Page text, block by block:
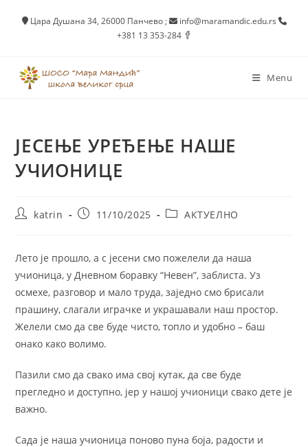
Цара Душана 34, 26000 Панчево;
info@maramandic.edu.rs
+381 13 353-284
Menu
ЈЕСЕЊЕ УРЕЂЕЊЕ НАШЕ
УЧИОНИЦЕ
Postkatrin
Post11/10/2025
PostАКТУЕЛНО
Лето је прошло, а с јесени смо пожелели да наша
учионица, у Дневном боравку “Невен”, заблиста. Уз
осмехе, разговор и мало труда, заједно смо брисали
прашину, слагали играчке и украшавали наш простор.
Желели смо да све буде чисто, топло и удобно – баш
онако како волимо.
Пазили смо да свако има свој кутак, да све буде
прегледно и доступно, јер у нашој учионици свако дете је
важно.
Сада је наша учионица поново пуна боја, радости и